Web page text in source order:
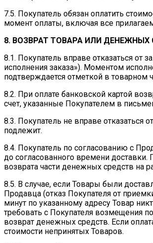
7.5. Покупатель обязан оплатить
момент оплаты, включая все
8. ВОЗВРАТ ТОВАРА ИЛИ ДЕНЕЖНЫХ
8.1. Покупатель вправе отказаться от
исполнения заказа»). Моментом
подтверждается отметкой в товарном
8.2. При оплате банковской картой
счет, указанные Покупателем в
8.3. Покупатель не вправе отказаться
подлежит.
8.4. Покупатель по согласованию с
до согласованного времени
возврата части денежных средств на
8.5. В случае, если Товары были
Продавца (отказ Покупателя от
минут по указанному адресу Товар
требовать с Покупателя возмещения
возврат денежных средств. Если
стоимости непринятых Товаров.